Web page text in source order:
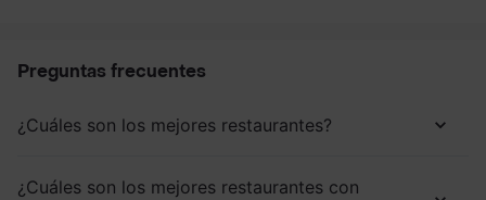
Preguntas frecuentes
¿Cuáles son los mejores restaurantes?
¿Cuáles son los mejores restaurantes con